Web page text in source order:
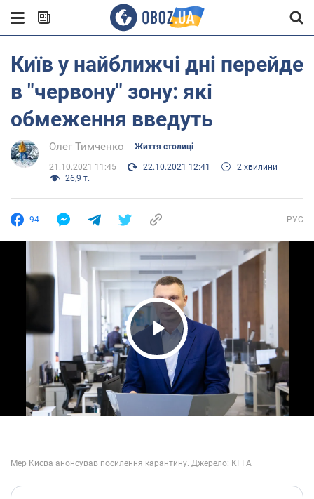
Київ у найближчі дні перейде
в "червону" зону: які
обмеження введуть
Олег Тимченко Життя столиці
21.10.2021 11:45 22.10.2021 12:41
2 хвилини
26,9 т.
94 РУС
Play Video